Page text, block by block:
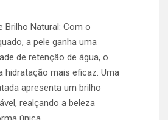
Brilho Natural: Com o
a pele ganha uma
de retenção de água, o
hidratação mais eficaz. Uma
apresenta um brilho
realçando a beleza